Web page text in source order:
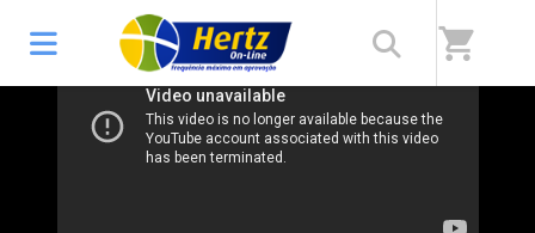
shopping_cart